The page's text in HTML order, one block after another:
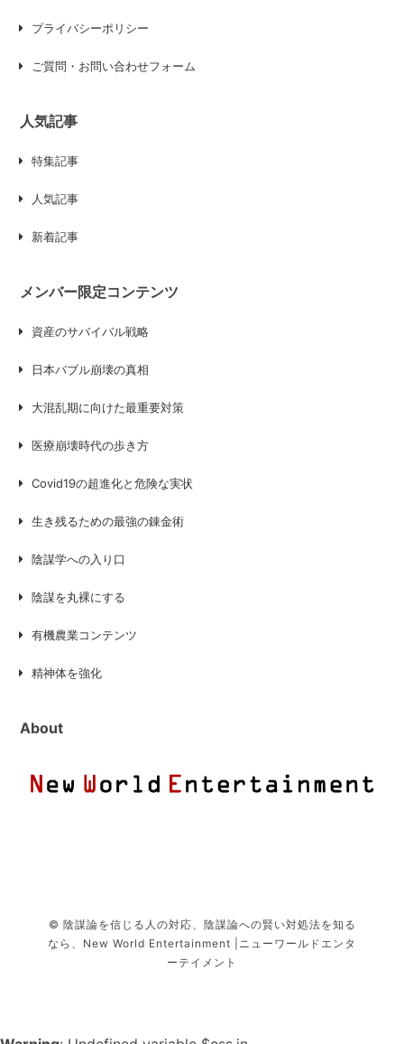
プライバシーポリシー
ご質問・お問い合わせフォーム
人気記事
特集記事
人気記事
新着記事
メンバー限定コンテンツ
資産のサバイバル戦略
日本バブル崩壊の真相
大混乱期に向けた最重要対策
医療崩壊時代の歩き方
Covid19の超進化と危険な実状
生き残るための最強の錬金術
陰謀学への入り口
陰謀を丸裸にする
有機農業コンテンツ
精神体を強化
About
© 陰謀論を信じる人の対応、陰謀論への賢い対処法を知る
なら、New World Entertainment |ニューワールドエンタ
ーテイメント